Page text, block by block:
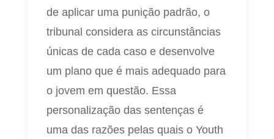
de aplicar uma punição padrão, o
tribunal considera as circunstâncias
únicas de cada caso e desenvolve
um plano que é mais adequado para
o jovem em questão. Essa
personalização das sentenças é
uma das razões pelas quais o Youth